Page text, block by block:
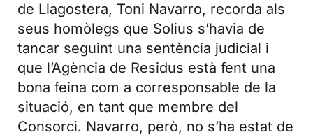
de Llagostera, Toni Navarro, recorda als
seus homòlegs que Solius s’havia de
tancar seguint una sentència judicial i
que l’Agència de Residus està fent una
bona feina com a corresponsable de la
situació, en tant que membre del
Consorci. Navarro, però, no s’ha estat de